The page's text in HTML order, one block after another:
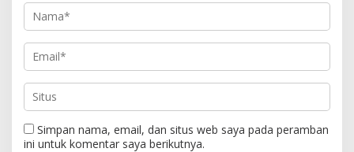
Simpan nama, email, dan situs web saya pada peramban
ini untuk komentar saya berikutnya.